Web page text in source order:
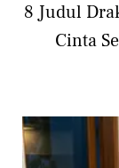
8 Judul
Cinta